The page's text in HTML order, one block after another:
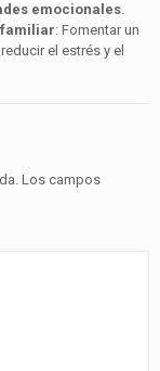
emocionales.
: Fomentar un
el estrés y el
Los campos